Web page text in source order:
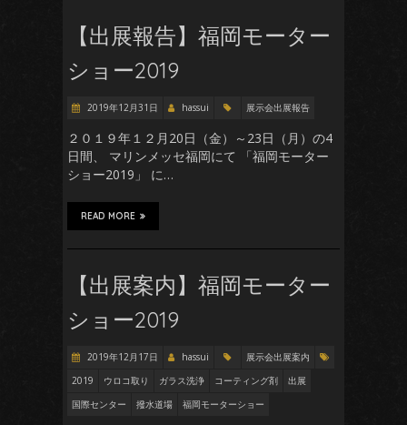
【出展報告】福岡モーター
ショー2019
2019年12月31日 hassui 展示会出展報告
２０１９年１２月20日（金）～23日（月）の4
日間、 マリンメッセ福岡にて 「福岡モーター
ショー2019」 に…
READ MORE
【出展案内】福岡モーター
ショー2019
2019年12月17日 hassui
展示会出展案内
2019
ウロコ取り ガラス洗浄 コーティング剤
出展
国際センター
撥水道場 福岡モーターショー